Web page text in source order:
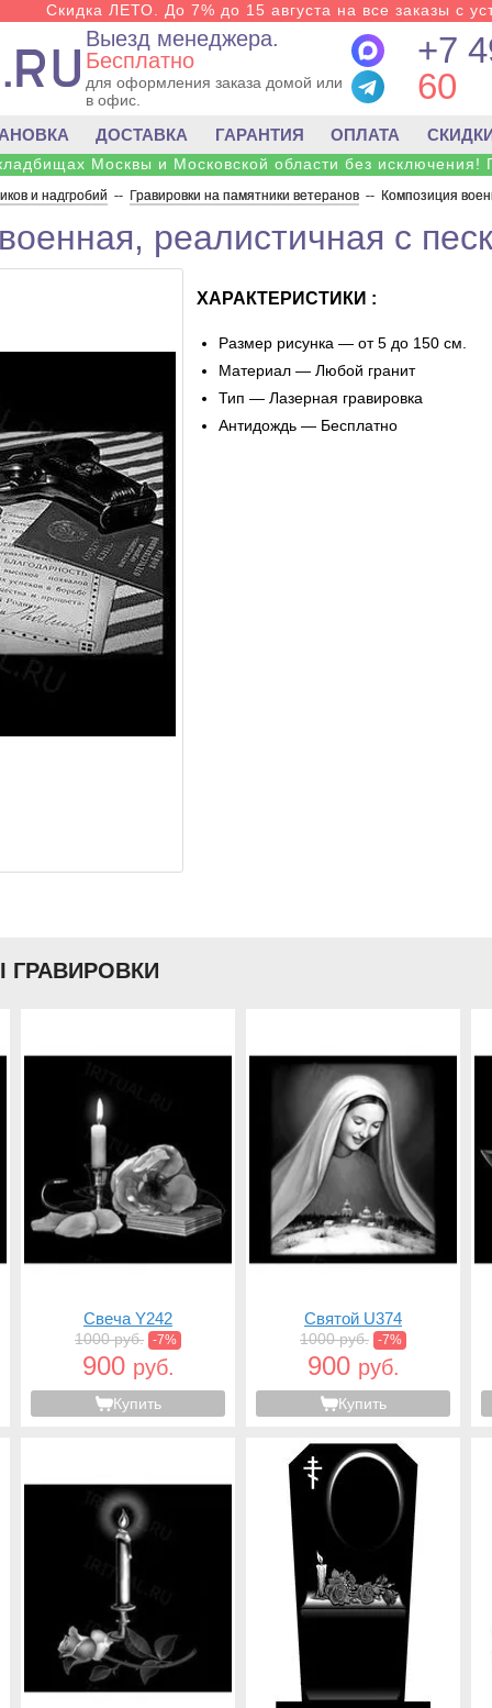
Скидка ЛЕТО. До 7% до 15 августа на все заказы с
Выезд менеджера.
Бесплатно
для оформления заказа домой или
в офис.
+7
60
ДОСТАВКА ГАРАНТИЯ ОПЛАТА
Москвы и Московской области без исключения!
и надгробий -- Гравировки на памятники ветеранов -- Композиция
реалистичная с
ХАРАКТЕРИСТИКИ :
Размер рисунка — от 5 до 150 см.
Материал — Любой гранит
Тип — Лазерная гравировка
Антидождь — Бесплатно
ГРАВИРОВКИ
Свеча Y242
1000 руб. -7%
900 руб.
Купить
Святой U374
1000 руб. -7%
900 руб.
Купить